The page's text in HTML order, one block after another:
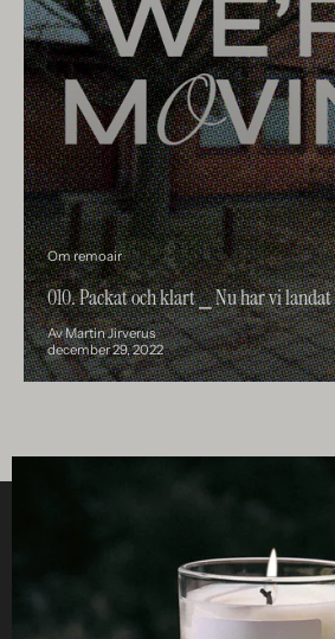
Om remoair
010. Packat och klart ⎯ Nu har vi
Av Martin Jirverus
december 29, 2022